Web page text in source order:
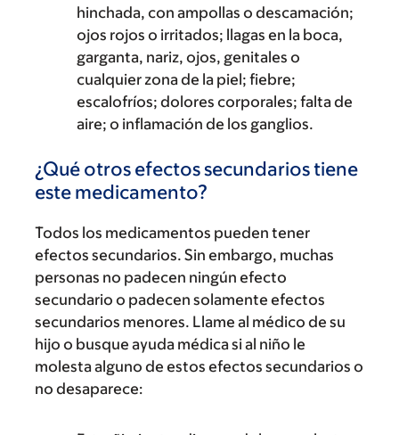
hinchada, con ampollas o descamación;
ojos rojos o irritados; llagas en la boca,
garganta, nariz, ojos, genitales o
cualquier zona de la piel; fiebre;
escalofríos; dolores corporales; falta de
aire; o inflamación de los ganglios.
¿Qué otros efectos secundarios tiene
este medicamento?
Todos los medicamentos pueden tener
efectos secundarios. Sin embargo, muchas
personas no padecen ningún efecto
secundario o padecen solamente efectos
secundarios menores. Llame al médico de su
hijo o busque ayuda médica si al niño le
molesta alguno de estos efectos secundarios o
no desaparece: